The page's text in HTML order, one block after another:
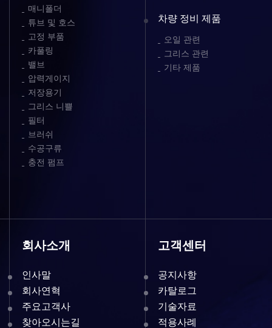
매니폴더
튜브 및 호스
고정 부품
카풀링
밸브
압력게이지
저장용기
그리스 니쁠
필터
브러쉬
수공구류
충전 펌프
차량 정비 제품
오일 관련
그리스 관련
기타 제품
회사소개
인사말
회사연혁
주요고객사
찾아오시는길
고객센터
공지사항
카탈로그
기술자료
적용사례